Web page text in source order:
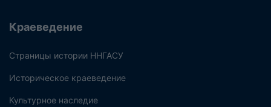
Краеведение
Страницы истории ННГАСУ
Историческое краеведение
Культурное наследие